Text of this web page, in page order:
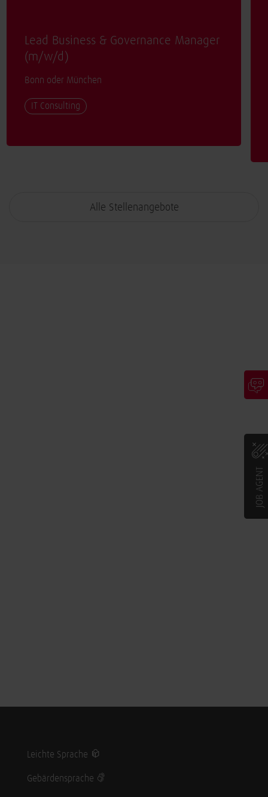
Lead Business & Governance Manager
(m/w/d )
Bonn oder München
IT Consulting
Alle Stellenangebote
Leichte Sprache
Gebärdensprache